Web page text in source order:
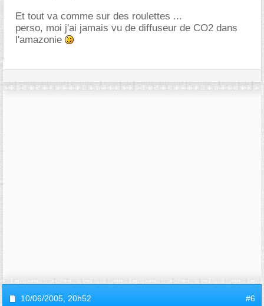
Et tout va comme sur des roulettes ...
perso, moi j'ai jamais vu de diffuseur de CO2 dans
l'amazonie
10/06/2005, 20h52 #6